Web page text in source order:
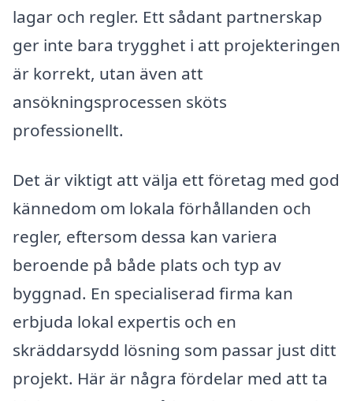
lagar och regler. Ett sådant partnerskap
ger inte bara trygghet i att projekteringen
är korrekt, utan även att
ansökningsprocessen sköts
professionellt.
Det är viktigt att välja ett företag med god
kännedom om lokala förhållanden och
regler, eftersom dessa kan variera
beroende på både plats och typ av
byggnad. En specialiserad firma kan
erbjuda lokal expertis och en
skräddarsydd lösning som passar just ditt
projekt. Här är några fördelar med att ta